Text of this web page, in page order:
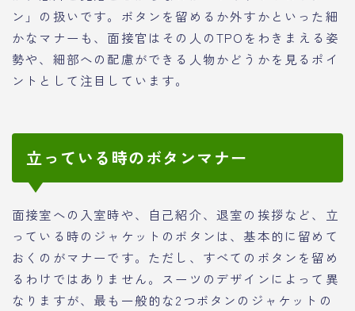
ン」の扱いです。ボタンを留めるか外すかといった細
かなマナーも、面接官はその人のTPOをわきまえる姿
勢や、細部への配慮ができる人物かどうかを見るポイ
ントとして注目しています。
立っている時のボタンマナー
面接室への入室時や、自己紹介、退室の挨拶など、立
っている時のジャケットのボタンは、基本的に留めて
おくのがマナーです。ただし、すべてのボタンを留め
るわけではありません。スーツのデザインによって異
なりますが、最も一般的な2つボタンのジャケットの